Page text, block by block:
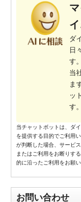
ダ
日
す。
当
ま
ッ
す。
当チャットボットは、ダ
を提供する目的でご利用
が判断した場合、サービ
またはご利用をお断りす
的に沿ったご利用をお願い
お問い合わせ